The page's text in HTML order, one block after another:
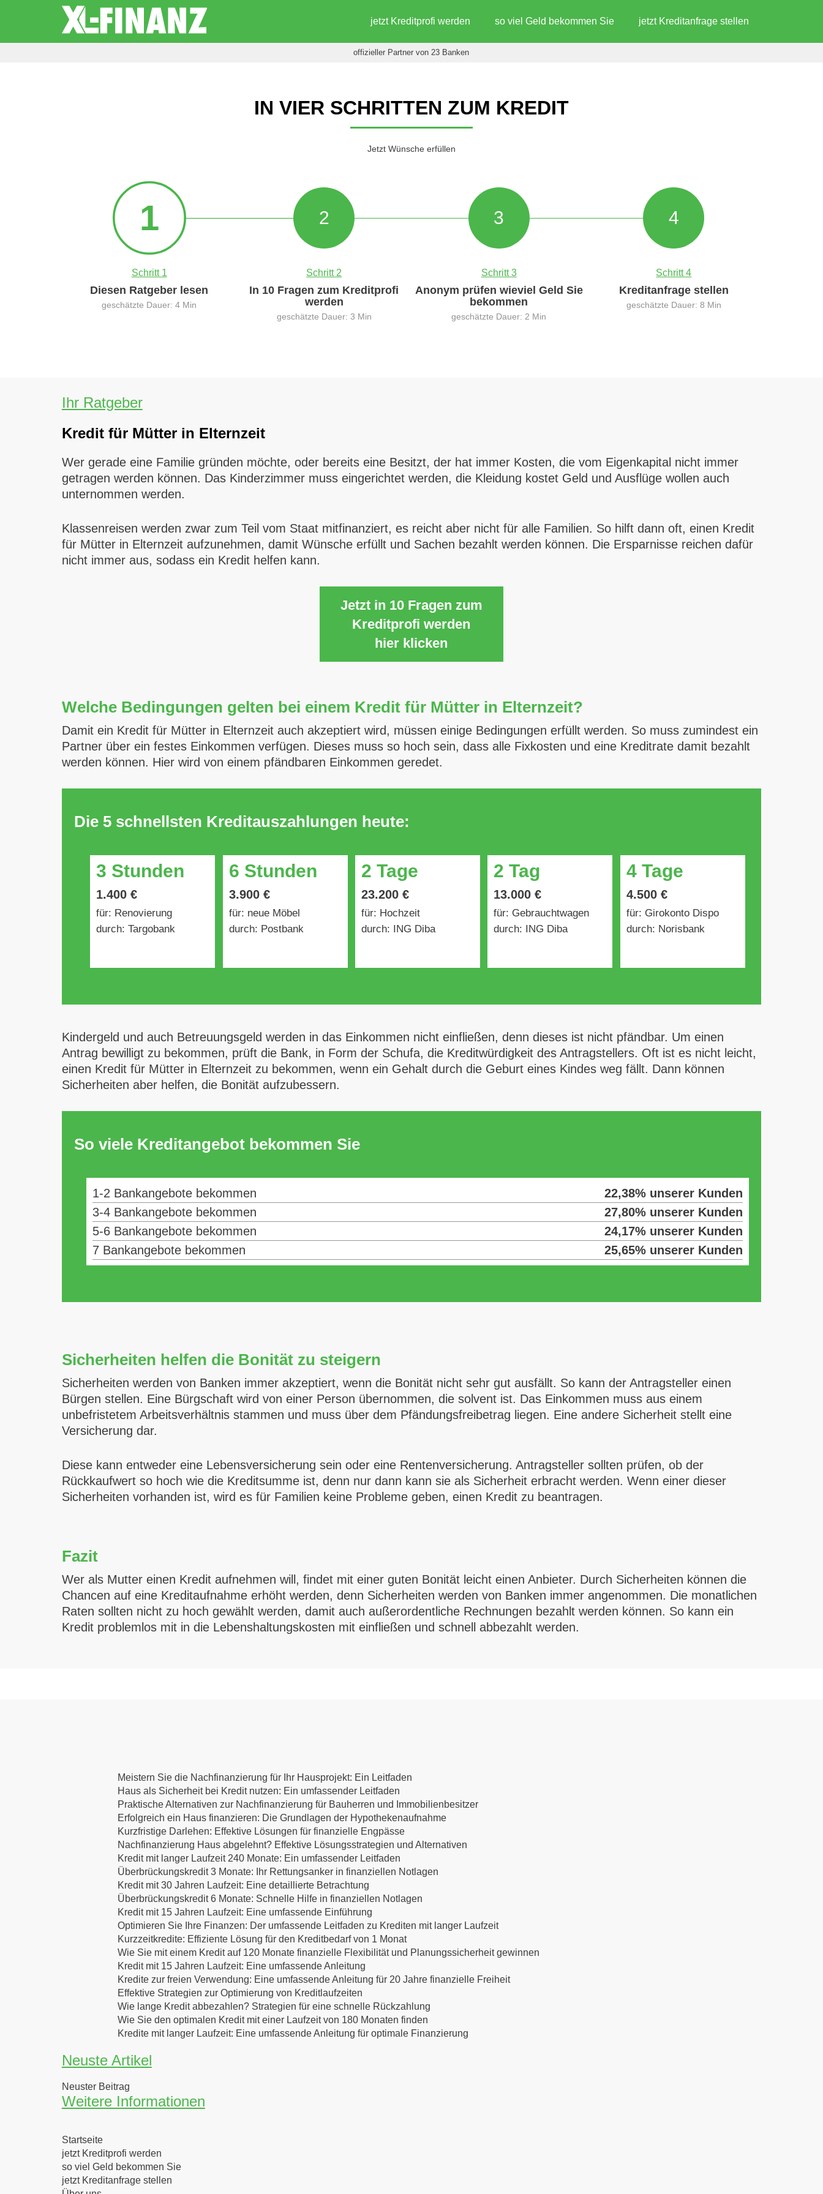
jetzt Kreditprofi werden so viel Geld bekommen Sie jetzt Kreditanfrage stellen
offizieller Partner von 23 Banken
IN VIER SCHRITTEN ZUM KREDIT
Jetzt Wünsche erfüllen
1
Schritt 1
Diesen Ratgeber lesen
geschätzte Dauer: 4 Min
2
Schritt 2
In 10 Fragen zum Kreditprofi
werden
geschätzte Dauer: 3 Min
3
Schritt 3
Anonym prüfen wieviel Geld Sie
bekommen
geschätzte Dauer: 2 Min
4
Schritt 4
Kreditanfrage stellen
geschätzte Dauer: 8 Min
Ihr Ratgeber
Kredit für Mütter in Elternzeit
Wer gerade eine Familie gründen möchte, oder bereits eine Besitzt, der hat immer Kosten, die vom Eigenkapital nicht immer
getragen werden können. Das Kinderzimmer muss eingerichtet werden, die Kleidung kostet Geld und Ausflüge wollen auch
unternommen werden.
Klassenreisen werden zwar zum Teil vom Staat mitfinanziert, es reicht aber nicht für alle Familien. So hilft dann oft, einen Kredit
für Mütter in Elternzeit aufzunehmen, damit Wünsche erfüllt und Sachen bezahlt werden können. Die Ersparnisse reichen dafür
nicht immer aus, sodass ein Kredit helfen kann.
Jetzt in 10 Fragen zum
Kreditprofi werden
hier klicken
Welche Bedingungen gelten bei einem Kredit für Mütter in Elternzeit?
Damit ein Kredit für Mütter in Elternzeit auch akzeptiert wird, müssen einige Bedingungen erfüllt werden. So muss zumindest ein
Partner über ein festes Einkommen verfügen. Dieses muss so hoch sein, dass alle Fixkosten und eine Kreditrate damit bezahlt
werden können. Hier wird von einem pfändbaren Einkommen geredet.
Die 5 schnellsten Kreditauszahlungen heute:
3 Stunden
1.400 €
für: Renovierung
durch: Targobank
6 Stunden
3.900 €
für: neue Möbel
durch: Postbank
2 Tage
23.200 €
für: Hochzeit
durch: ING Diba
2 Tag
13.000 €
für: Gebrauchtwagen
durch: ING Diba
4 Tage
4.500 €
für: Girokonto Dispo
durch: Norisbank
Kindergeld und auch Betreuungsgeld werden in das Einkommen nicht einfließen, denn dieses ist nicht pfändbar. Um einen
Antrag bewilligt zu bekommen, prüft die Bank, in Form der Schufa, die Kreditwürdigkeit des Antragstellers. Oft ist es nicht leicht,
einen Kredit für Mütter in Elternzeit zu bekommen, wenn ein Gehalt durch die Geburt eines Kindes weg fällt. Dann können
Sicherheiten aber helfen, die Bonität aufzubessern.
So viele Kreditangebot bekommen Sie
1-2 Bankangebote bekommen
22,38% unserer Kunden
3-4 Bankangebote bekommen
27,80% unserer Kunden
5-6 Bankangebote bekommen
24,17% unserer Kunden
7 Bankangebote bekommen
25,65% unserer Kunden
Sicherheiten helfen die Bonität zu steigern
Sicherheiten werden von Banken immer akzeptiert, wenn die Bonität nicht sehr gut ausfällt. So kann der Antragsteller einen
Bürgen stellen. Eine Bürgschaft wird von einer Person übernommen, die solvent ist. Das Einkommen muss aus einem
unbefristetem Arbeitsverhältnis stammen und muss über dem Pfändungsfreibetrag liegen. Eine andere Sicherheit stellt eine
Versicherung dar.
Diese kann entweder eine Lebensversicherung sein oder eine Rentenversicherung. Antragsteller sollten prüfen, ob der
Rückkaufwert so hoch wie die Kreditsumme ist, denn nur dann kann sie als Sicherheit erbracht werden. Wenn einer dieser
Sicherheiten vorhanden ist, wird es für Familien keine Probleme geben, einen Kredit zu beantragen.
Fazit
Wer als Mutter einen Kredit aufnehmen will, findet mit einer guten Bonität leicht einen Anbieter. Durch Sicherheiten können die
Chancen auf eine Kreditaufnahme erhöht werden, denn Sicherheiten werden von Banken immer angenommen. Die monatlichen
Raten sollten nicht zu hoch gewählt werden, damit auch außerordentliche Rechnungen bezahlt werden können. So kann ein
Kredit problemlos mit in die Lebenshaltungskosten mit einfließen und schnell abbezahlt werden.
Meistern Sie die Nachfinanzierung für Ihr Hausprojekt: Ein Leitfaden
Haus als Sicherheit bei Kredit nutzen: Ein umfassender Leitfaden
Praktische Alternativen zur Nachfinanzierung für Bauherren und Immobilienbesitzer
Erfolgreich ein Haus finanzieren: Die Grundlagen der Hypothekenaufnahme
Kurzfristige Darlehen: Effektive Lösungen für finanzielle Engpässe
Nachfinanzierung Haus abgelehnt? Effektive Lösungsstrategien und Alternativen
Kredit mit langer Laufzeit 240 Monate: Ein umfassender Leitfaden
Überbrückungskredit 3 Monate: Ihr Rettungsanker in finanziellen Notlagen
Kredit mit 30 Jahren Laufzeit: Eine detaillierte Betrachtung
Überbrückungskredit 6 Monate: Schnelle Hilfe in finanziellen Notlagen
Kredit mit 15 Jahren Laufzeit: Eine umfassende Einführung
Optimieren Sie Ihre Finanzen: Der umfassende Leitfaden zu Krediten mit langer Laufzeit
Kurzzeitkredite: Effiziente Lösung für den Kreditbedarf von 1 Monat
Wie Sie mit einem Kredit auf 120 Monate finanzielle Flexibilität und Planungssicherheit gewinnen
Kredit mit 15 Jahren Laufzeit: Eine umfassende Anleitung
Kredite zur freien Verwendung: Eine umfassende Anleitung für 20 Jahre finanzielle Freiheit
Effektive Strategien zur Optimierung von Kreditlaufzeiten
Wie lange Kredit abbezahlen? Strategien für eine schnelle Rückzahlung
Wie Sie den optimalen Kredit mit einer Laufzeit von 180 Monaten finden
Kredite mit langer Laufzeit: Eine umfassende Anleitung für optimale Finanzierung
Neuste Artikel
Neuster Beitrag
Weitere Informationen
Startseite
jetzt Kreditprofi werden
so viel Geld bekommen Sie
jetzt Kreditanfrage stellen